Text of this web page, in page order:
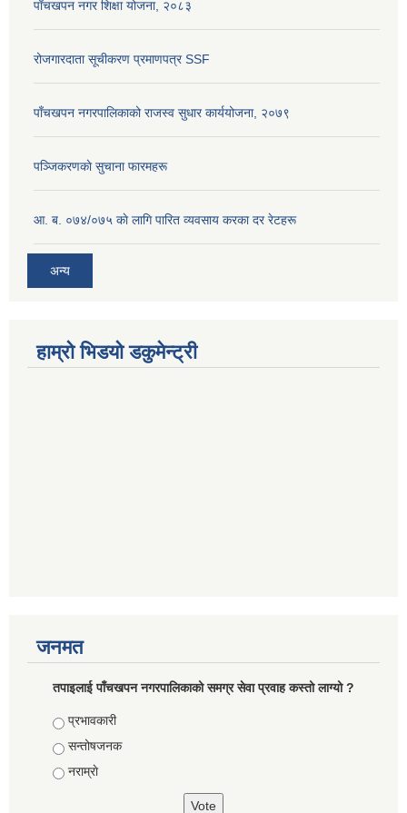
पाँचखपन नगर शिक्षा योजना, २०८३
रोजगारदाता सूचीकरण प्रमाणपत्र SSF
पाँचखपन नगरपालिकाको राजस्व सुधार कार्ययोजना, २०७९
पञ्जिकरणकाे सुचाना फारमहरू
आ. ब. ०७४/०७५ काे लागि पारित व्यवसाय करका दर रेटहरू
अन्य
हाम्रो भिडयो डकुमेन्ट्री
जनमत
तपाइलाई पाँचखपन नगरपालिकाको समग्र सेवा प्रवाह कस्तो लाग्यो ?
Choices
प्रभावकारी
सन्तोषजनक
नराम्राे